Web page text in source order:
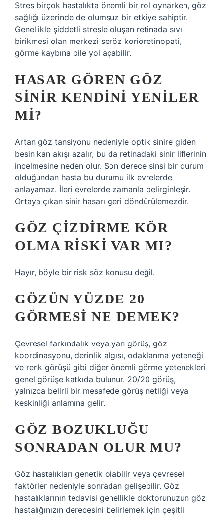
Stres birçok hastalıkta önemli bir rol oynarken, göz
sağlığı üzerinde de olumsuz bir etkiye sahiptir.
Genellikle şiddetli stresle oluşan retinada sıvı
birikmesi olan merkezi seröz korioretinopati,
görme kaybına bile yol açabilir.
HASAR GÖREN GÖZ
SINIR KENDINI YENILER
MI?
Artan göz tansiyonu nedeniyle optik sinire giden
besin kan akışı azalır, bu da retinadaki sinir liflerinin
incelmesine neden olur. Son derece sinsi bir durum
olduğundan hasta bu durumu ilk evrelerde
anlayamaz. İleri evrelerde zamanla belirginleşir.
Ortaya çıkan sinir hasarı geri döndürülemezdir.
GÖZ ÇIZDIRME KÖR
OLMA RISKI VAR MI?
Hayır, böyle bir risk söz konusu değil.
GÖZÜN YÜZDE 20
GÖRMESI NE DEMEK?
Çevresel farkındalık veya yan görüş, göz
koordinasyonu, derinlik algısı, odaklanma yeteneği
ve renk görüşü gibi diğer önemli görme yetenekleri
genel görüşe katkıda bulunur. 20/20 görüş,
yalnızca belirli bir mesafede görüş netliği veya
keskinliği anlamına gelir.
GÖZ BOZUKLUĞU
SONRADAN OLUR MU?
Göz hastalıkları genetik olabilir veya çevresel
faktörler nedeniyle sonradan gelişebilir. Göz
hastalıklarının tedavisi genellikle doktorunuzun göz
hastalığınızın derecesini belirlemek için çeşitli